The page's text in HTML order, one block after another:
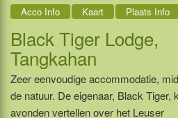
Acco Info Kaart Plaats Info
Black Tiger Lodge,
Tangkahan
Zeer eenvoudige accommodatie,
de natuur. De eigenaar, Black Tiger,
avonden vertellen over het Leuser